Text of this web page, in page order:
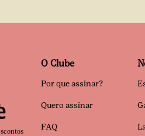
O Clube
Por que assinar?
Quero assinar
FAQ